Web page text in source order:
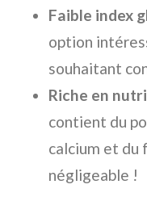
Faible index
option
souhaitant
Riche en
contient du
calcium et du
négligeable !